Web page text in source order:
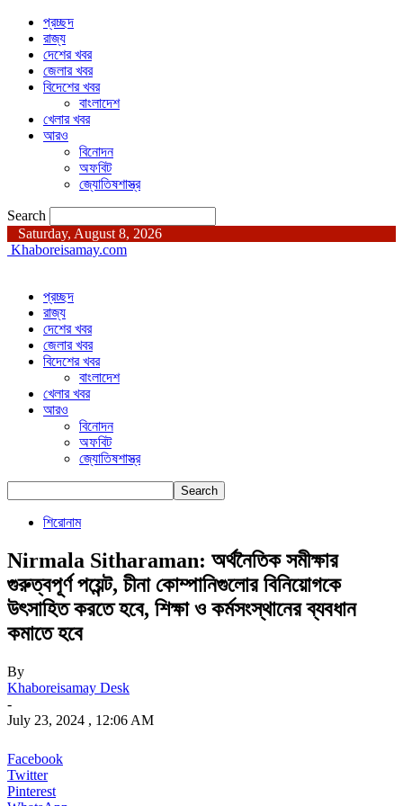
প্রচ্ছদ
রাজ্য
দেশের খবর
জেলার খবর
বিদেশের খবর
বাংলাদেশ
খেলার খবর
আরও
বিনোদন
অফবিট
জ্যোতিষশাস্ত্র
Search
Saturday, August 8, 2026
Khaboreisamay.com
প্রচ্ছদ
রাজ্য
দেশের খবর
জেলার খবর
বিদেশের খবর
বাংলাদেশ
খেলার খবর
আরও
বিনোদন
অফবিট
জ্যোতিষশাস্ত্র
শিরোনাম
Nirmala Sitharaman: অর্থনৈতিক সমীক্ষার
গুরুত্বপূর্ণ পয়েন্ট, চীনা কোম্পানিগুলোর বিনিয়োগকে
উৎসাহিত করতে হবে, শিক্ষা ও কর্মসংস্থানের ব্যবধান
কমাতে হবে
By
Khaboreisamay Desk
-
July 23, 2024 , 12:06 AM
Facebook
Twitter
Pinterest